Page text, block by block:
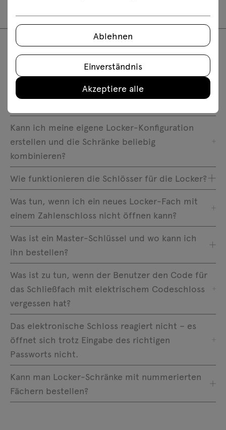
FAQ
Kann ich meine eigene Locker-Konfiguration
erstellen und die Schränke beliebig
kombinieren?
Wie funktionieren die Schlösser für die Locker?
Was tun, wenn ich ein neues Locker-Fach mit
einem Zahlenschloss nicht öffnen kann?
Was ist ein Master-Schlüssel und wo kann ich
ihn bestellen?
Was ist zu tun, wenn der Benutzer den Code für
das Schließfach mit elektrischem Codeschloss
vergessen hat?
Das elektronische Schloss reagiert nicht – es
öffnet sich trotz Eingabe des richtigen
Passworts nicht.
Kann man Locker-Schränke mit nummerierten
Fächern bestellen?
Ablehnen
Einverständnis
Akzeptiere alle